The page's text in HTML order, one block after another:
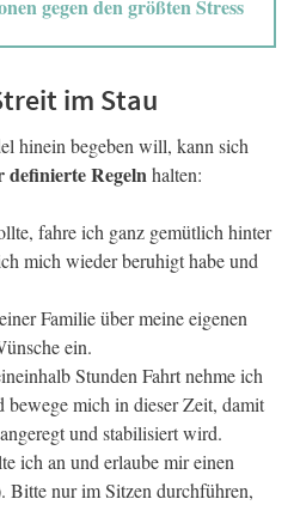
gegen den größten Stress
im Stau
hinein begeben will, kann sich
definierte Regelnhalten:
fahre ich ganz gemütlich hinter
mich wieder beruhigt habe und
Familie über meine eigenen
ein.
Stunden Fahrt nehme ich
bewege mich in dieser Zeit, damit
und stabilisiert wird.
ich an und erlaube mir einen
Bitte nur im Sitzen durchführen,